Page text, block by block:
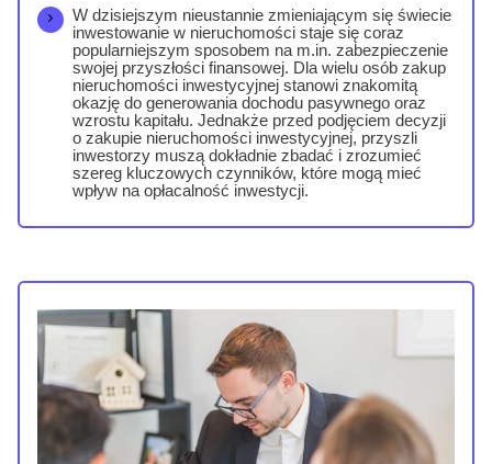
W dzisiejszym nieustannie zmieniającym się świecie
inwestowanie w nieruchomości staje się coraz
popularniejszym sposobem na m.in. zabezpieczenie
swojej przyszłości finansowej. Dla wielu osób zakup
nieruchomości inwestycyjnej stanowi znakomitą
okazję do generowania dochodu pasywnego oraz
wzrostu kapitału. Jednakże przed podjęciem decyzji
o zakupie nieruchomości inwestycyjnej, przyszli
inwestorzy muszą dokładnie zbadać i zrozumieć
szereg kluczowych czynników, które mogą mieć
wpływ na opłacalność inwestycji.